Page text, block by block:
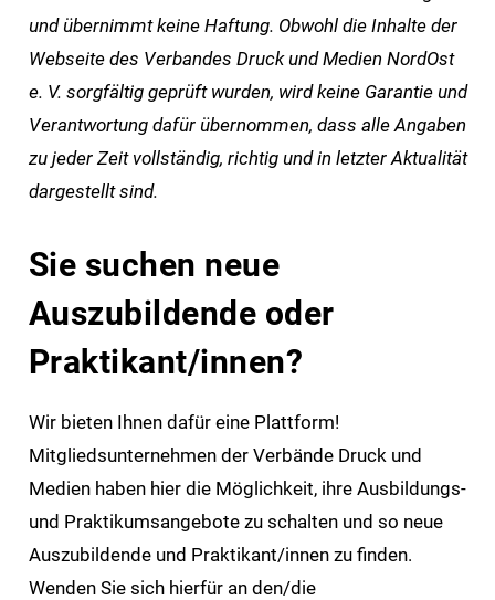
und übernimmt keine Haftung. Obwohl die Inhalte der
Webseite des Verbandes Druck und Medien NordOst
e. V. sorgfältig geprüft wurden, wird keine Garantie und
Verantwortung dafür übernommen, dass alle Angaben
zu jeder Zeit vollständig, richtig und in letzter Aktualität
dargestellt sind.
Sie suchen neue
Auszubildende oder
Praktikant/innen?
Wir bieten Ihnen dafür eine Plattform!
Mitgliedsunternehmen der Verbände Druck und
Medien haben hier die Möglichkeit, ihre Ausbildungs-
und Praktikumsangebote zu schalten und so neue
Auszubildende und Praktikant/innen zu finden.
Wenden Sie sich hierfür an den/die